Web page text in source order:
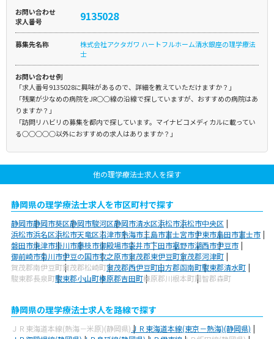
お問い合わせ
求人番号
9135028
募集先名称
株式会社アクタガワ ハートフルホーム清水銀座の理学療法
士
お問い合わせ例
「求人番号9135028に興味があるので、詳細を教えていただけますか？」
「残業が少なめの病院をJR○○線の沿線で探していますが、おすすめの病院はあ
りますか？」
「訪問リハビリの募集を都内で探しています。マイナビコメディカルに載ってい
る○○○○○以外におすすめの求人はありますか？」
他の理学療法士求人を探す
静岡県の理学療法士求人を市区町村で探す
静岡市静岡市葵区静岡市駿河区静岡市清水区浜松市浜松市中央区
浜松市浜名区浜松市天竜区沼津市熱海市三島市富士宮市伊東市島田市富士市
磐田市焼津市掛川市藤枝市御殿場市袋井市下田市裾野市湖西市伊豆市
御前崎市菊川市伊豆の国市牧之原市賀茂郡東伊豆町賀茂郡河津町
賀茂郡南伊豆町賀茂郡松崎町賀茂郡西伊豆町田方郡函南町駿東郡清水町
駿東郡長泉町駿東郡小山町榛原郡吉田町榛原郡川根本町周智郡森町
静岡県の理学療法士求人を路線で探す
ＪＲ東海道本線(熱海－米原)(静岡県)ＪＲ東海道本線(東京－熱海)(静岡県)